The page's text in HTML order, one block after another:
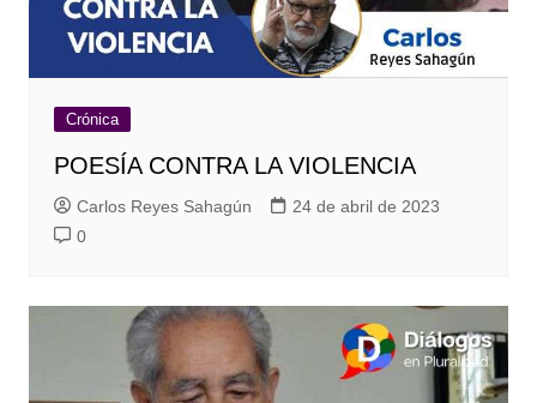
Crónica
POESÍA CONTRA LA VIOLENCIA
Carlos Reyes Sahagún
24 de abril de 2023
0